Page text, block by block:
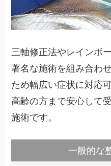
三軸修正法やレインボ
著名な施術を組み合わ
ため幅広い症状に対応
高齢の方まで安心して
施術です。
一般的な